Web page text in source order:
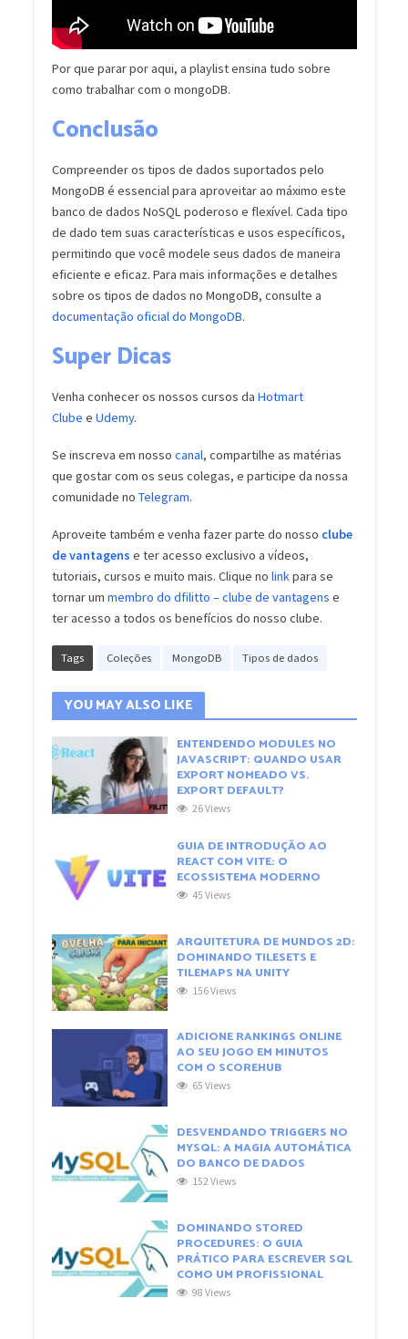
Por que parar por aqui, a playlist ensina tudo sobre
como trabalhar com o mongoDB.
Conclusão
Compreender os tipos de dados suportados pelo
MongoDB é essencial para aproveitar ao máximo este
banco de dados NoSQL poderoso e flexível. Cada tipo
de dado tem suas características e usos específicos,
permitindo que você modele seus dados de maneira
eficiente e eficaz. Para mais informações e detalhes
sobre os tipos de dados no MongoDB, consulte a
documentação oficial do MongoDB.
Super Dicas
Venha conhecer os nossos cursos da Hotmart
Clube e Udemy.
Se inscreva em nosso canal, compartilhe as matérias
que gostar com os seus colegas, e participe da nossa
comunidade no Telegram.
Aproveite também e venha fazer parte do nosso clube
de vantagens e ter acesso exclusivo a vídeos,
tutoriais, cursos e muito mais. Clique no linkpara se
tornar um membro do dfilitto – clube de vantagens e
ter acesso a todos os benefícios do nosso clube.
Tags Coleções MongoDB Tipos de dados
YOU MAY ALSO LIKE
ENTENDENDO MODULES NO
JAVASCRIPT: QUANDO USAR
EXPORT NOMEADO VS.
EXPORT DEFAULT?
26 Views
GUIA DE INTRODUÇÃO AO
REACT COM VITE: O
ECOSSISTEMA MODERNO
45 Views
ARQUITETURA DE MUNDOS 2D:
DOMINANDO TILESETS E
TILEMAPS NA UNITY
156 Views
ADICIONE RANKINGS ONLINE
AO SEU JOGO EM MINUTOS
COM O SCOREHUB
65 Views
DESVENDANDO TRIGGERS NO
MYSQL: A MAGIA AUTOMÁTICA
DO BANCO DE DADOS
152 Views
DOMINANDO STORED
PROCEDURES: O GUIA
PRÁTICO PARA ESCREVER SQL
COMO UM PROFISSIONAL
98 Views